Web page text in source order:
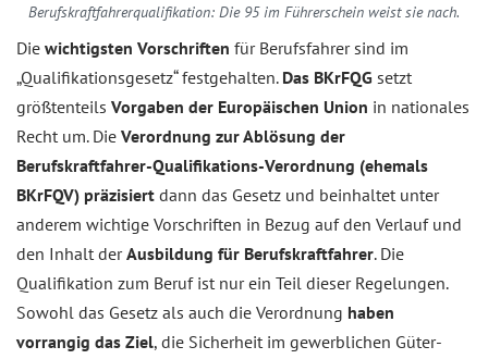
Berufskraftfahrerqualifikation: Die 95 im Führerschein weist sie nach.
Die wichtigsten Vorschriften für Berufsfahrer sind im
„Qualifikationsgesetz“ festgehalten. Das BKrFQG setzt
größtenteils Vorgaben der Europäischen Union in nationales
Recht um. Die Verordnung zur Ablösung der
Berufskraftfahrer-Qualifikations-Verordnung (ehemals
BKrFQV) präzisiert dann das Gesetz und beinhaltet unter
anderem wichtige Vorschriften in Bezug auf den Verlauf und
den Inhalt derAusbildung für Berufskraftfahrer. Die
Qualifikation zum Beruf ist nur ein Teil dieser Regelungen.
Sowohl das Gesetz als auch die Verordnung haben
vorrangig das Ziel, die Sicherheit im gewerblichen Güter-